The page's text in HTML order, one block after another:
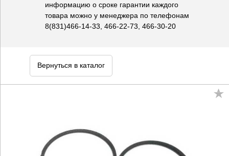
информацию о сроке гарантии каждого
товара можно у менеджера по телефонам
8(831)466-14-33, 466-22-73, 466-30-20
Вернуться в каталог